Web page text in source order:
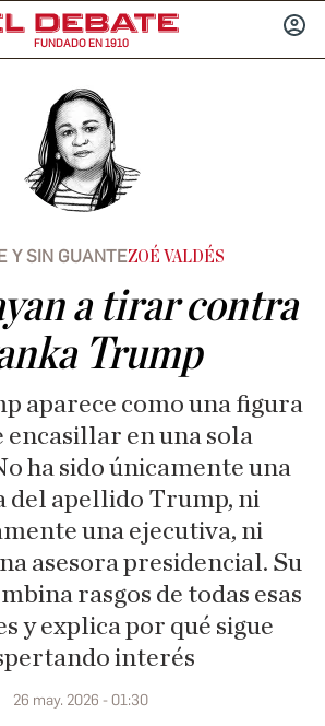
FUNDADO EN 1910
Y SIN GUANTEZOÉ VALDÉS
a tirar contra
Trump
aparece como una figura
encasillar en una sola
ha sido únicamente una
del apellido Trump, ni
una ejecutiva, ni
asesora presidencial. Su
rasgos de todas esas
y explica por qué sigue
interés
26 may. 2026 - 01:30